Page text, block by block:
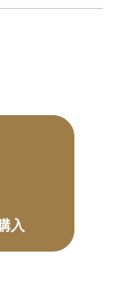
入